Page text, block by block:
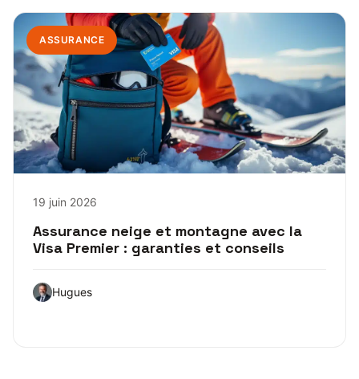
ASSURANCE
19 juin 2026
Assurance neige et montagne avec la
Visa Premier : garanties et conseils
Hugues